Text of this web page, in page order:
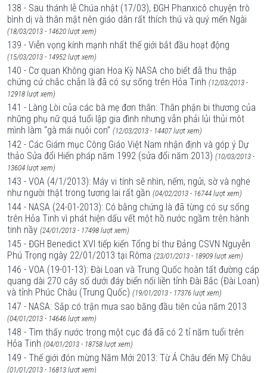
138 - Sau thánh lễ Chúa nhật (17/03), ĐGH Phanxicô chuyện trò
bình dị và thân mật nên giáo dân rất thích thú và quý mến Ngài
(18/03/2013 - 14620 lượt xem)
139 - Viễn vọng kính mạnh nhất thế giới bắt đầu hoạt động
(15/03/2013 - 14952 lượt xem)
140 - Cơ quan Không gian Hoa Kỳ NASA cho biết đã thu thập
chứng cứ chắc chắn là đã có sự sống trên Hỏa Tinh (12/03/2013 -
12918 lượt xem)
141 - Làng Lòi của các bà mẹ đơn thân: Thân phận bi thương của
những phụ nữ quá tuổi lập gia đình nhưng vẫn phải lủi thủi môt
mình làm “gà mái nuôi con” (12/03/2013 - 14407 lượt xem)
142 - Các Giám mục Công Giáo Việt Nam nhận định và góp ý Dự
thảo Sửa đổi Hiến pháp năm 1992 (sửa đổi năm 2013) (10/03/2013 -
13604 lượt xem)
143 - VOA (4/1/2013): Máy vi tính sẽ nhìn, nếm, ngửi, sờ và nghe
như người thật trong tương lai rất gần (04/02/2013 - 16744 lượt xem)
144 - NASA (24-01-2013): Có bằng chứng là đã từng có sự sống
trên Hỏa Tinh vì phát hiện dấu vết một hồ nước ngầm trên hành
tinh nầy (24/01/2013 - 17498 lượt xem)
145 - ĐGH Benedict XVI tiếp kiến Tổng bí thư Đảng CSVN Nguyễn
Phú Trọng ngày 22/01/2013 tại Rôma (23/01/2013 - 18909 lượt xem)
146 - VOA (19-01-13): Đài Loan và Trung Quốc hoàn tất đường cáp
quang dài 270 cây số dưới đáy biển nối liền tỉnh Đài Bắc (Đài Loan)
và tỉnh Phúc Châu (Trung Quốc) (19/01/2013 - 17376 lượt xem)
147 - NASA: Sắp có trận mưa sao băng đầu tiên của năm 2013
(04/01/2013 - 14646 lượt xem)
148 - Tìm thấy nước trong một cục đá đã có 2 tỉ năm tuổi trên
Hỏa Tinh (04/01/2013 - 18758 lượt xem)
149 - Thế giới đón mừng Năm Mới 2013: Từ Á Châu đến Mỹ Châu
(01/01/2013 - 16813 lượt xem)